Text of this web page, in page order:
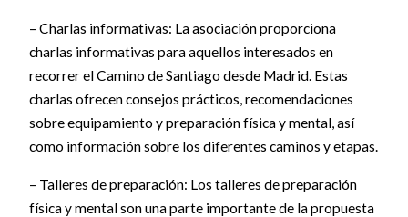
– Charlas informativas: La asociación proporciona
charlas informativas para aquellos interesados en
recorrer el Camino de Santiago desde Madrid. Estas
charlas ofrecen consejos prácticos, recomendaciones
sobre equipamiento y preparación física y mental, así
como información sobre los diferentes caminos y etapas.
– Talleres de preparación: Los talleres de preparación
física y mental son una parte importante de la propuesta